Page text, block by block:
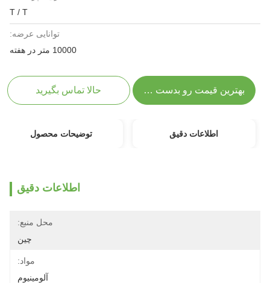
T / T
توانایی عرضه:
10000 متر در هفته
بهترین قیمت رو بدست بیار حالا تماس بگیرید
اطلاعات دقیق توضیحات محصول
اطلاعات دقیق
محل منبع:
چین
مواد:
آلومینیوم